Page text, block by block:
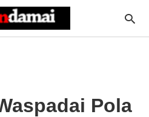
Pola